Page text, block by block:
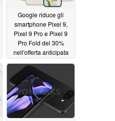
Google riduce gli
smartphone Pixel 9,
Pixel 9 Pro e Pixel 9
Pro Fold del 30%
nell'offerta anticipata
del Black Friday
11/05/2024